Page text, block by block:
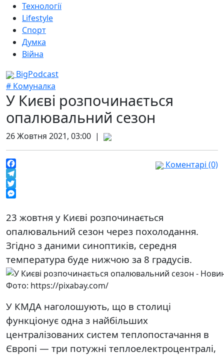
Технології
Lifestyle
Спорт
Думка
Війна
BigPodcast
# Комуналка
У Києві розпочинається
опалювальний сезон
26 Жовтня 2021, 03:00 |
Facebook
Telegram
Twitter
Коментарі (0)
23 жовтня у Києві розпочинається
опалювальний сезон через похолодання.
Згідно з даними синоптиків, середня
температура буде нижчою за 8 градусів.
Фото: https://pixabay.com/
У КМДА наголошують, що в столиці
функціонує одна з найбільших
централізованих систем теплопостачання в
Європі — три потужні теплоелектроцентралі,